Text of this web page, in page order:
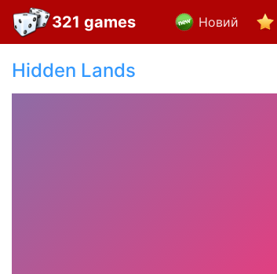
321 games Новий
Hidden Lands